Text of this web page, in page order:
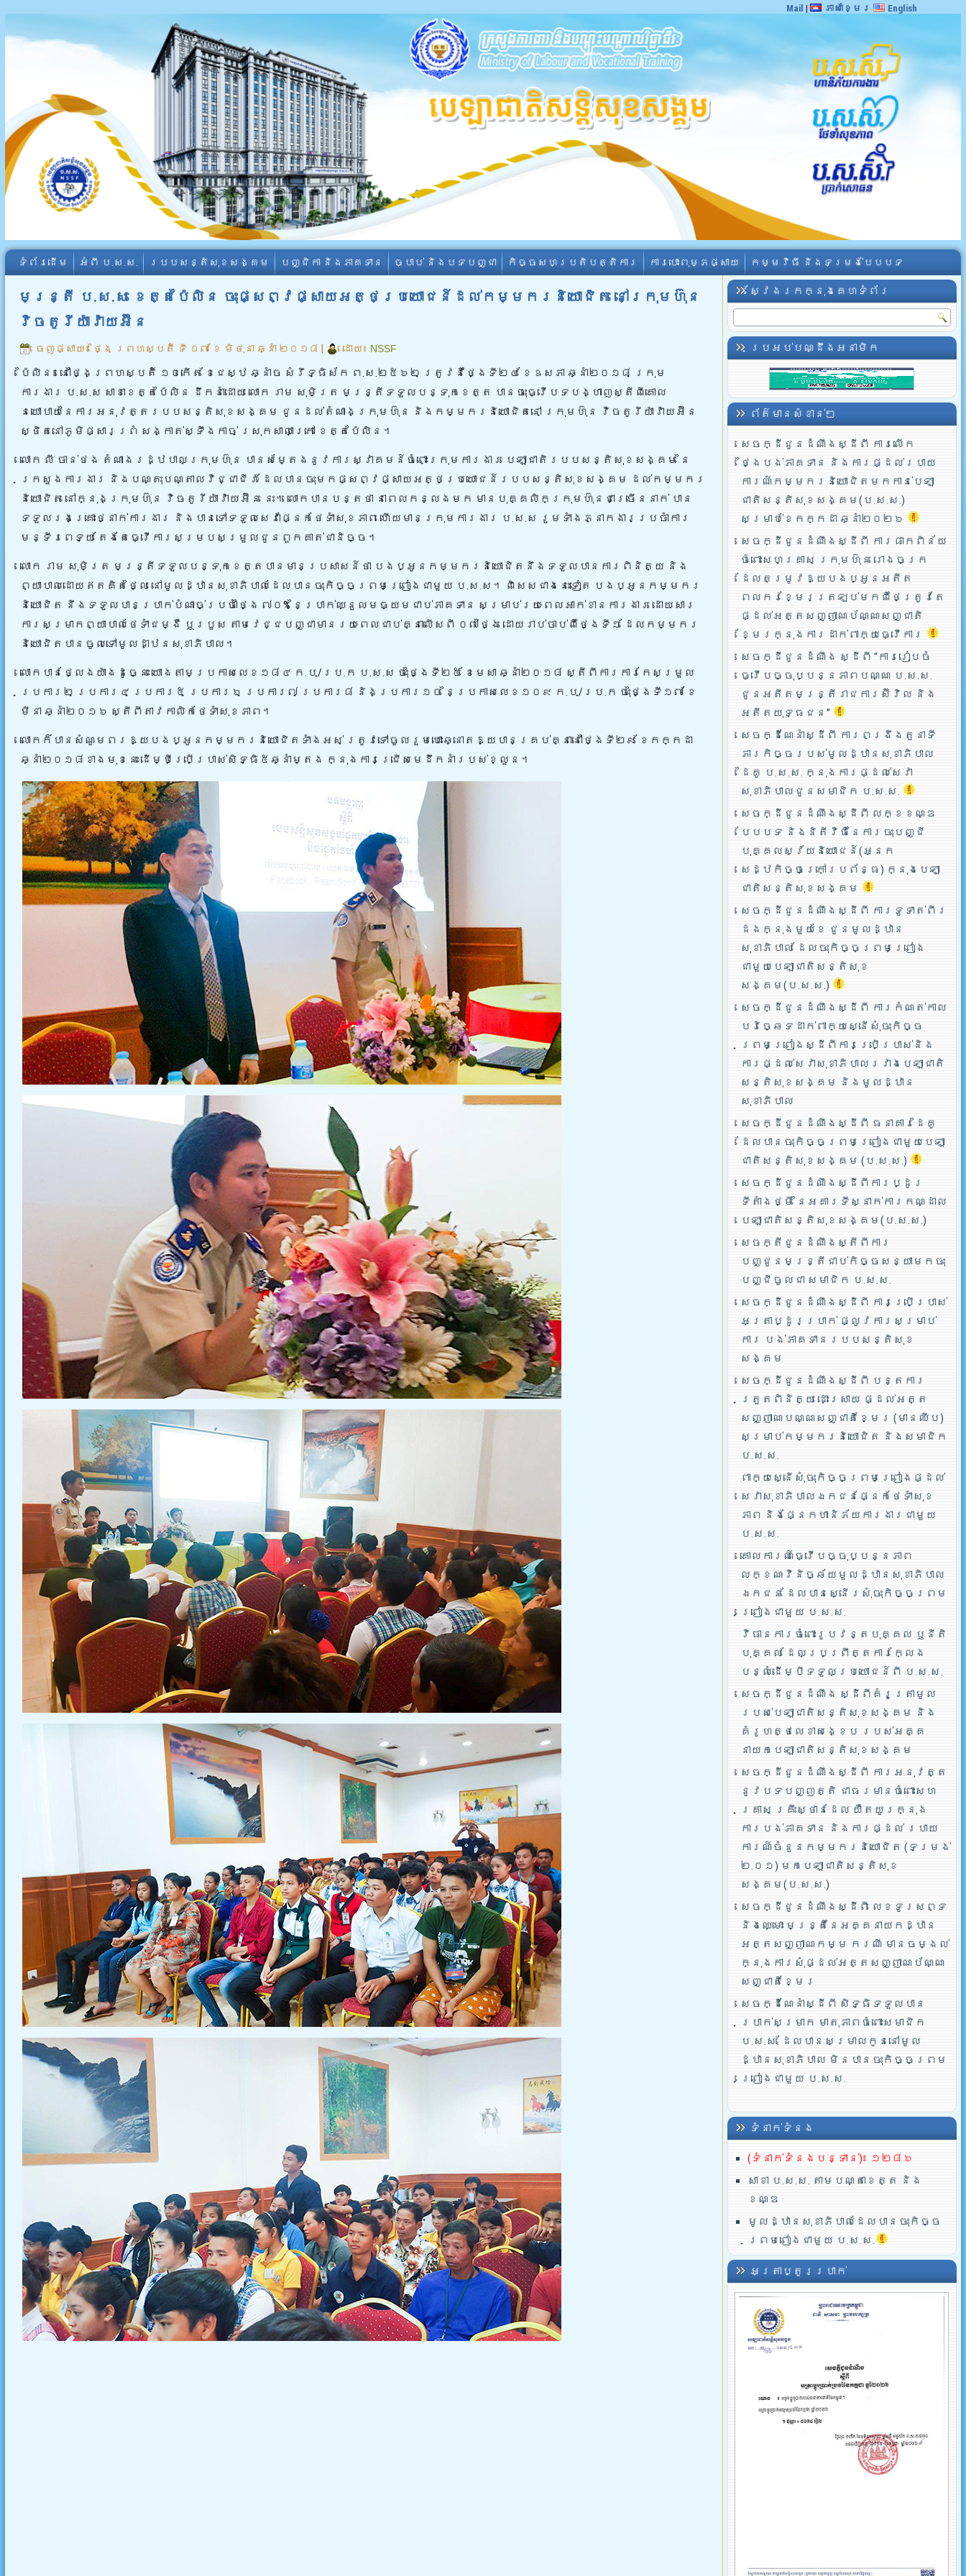
Mail | ភាសាខ្មែរ English
ទំព័រដើម អំពី​ ប.ស.ស. របបសន្តិសុខសង្គម បញ្ជិកា និងភាគទាន ច្បាប់ និងបទបញ្ជា កិច្ចសហប្រតិបត្តិការ ការបោះពុម្ភផ្សាយ កម្មវិធី និងទម្រង់បែបបទ
មន្ត្រី ប.ស.ស ខេត្តប៉ៃលិន ចុះផ្សព្វផ្សាយអត្ថប្រយោជន៍ដល់កម្មករនិយោជិត នៅក្រុមហ៊ុន
វិចតូរីយ៉ាវ៉ាយអ៊ីន
ចេញផ្សាយ៖ ថ្ងៃ ព្រហស្បតិ៍ ទី ០៧ ខែ មិថុនា ឆ្នាំ ២០១៨ ដោយ៖ NSSF
ប៉ៃលិន៖ នៅថ្ងៃព្រហស្បតិ៍ ១០កើត ខែជេស្ឋ ឆ្នាំច សំរឹទ្ធិស័ក ព.ស.២៥៦២ ត្រូវនឹថ្ងៃទី២៤ ខែឧសភា ឆ្នាំ២០១៨ ក្រុម
ការងារ ប.ស.ស សាខាខេត្តប៉ៃលិន ដឹកនាំដោយ លោក រាម សុមិត្រ មន្ត្រីទទួលបន្ទុកខេត្ត បានចុះធ្វើបទបង្ហាញស្តីពីគោល
នយោបាយនៃការអនុវត្តរបបសន្តិសុខសង្គម ជូនដល់តំណាងក្រុមហ៊ុន និងកម្មករនិយោជិតនៅ ក្រុមហ៊ុន វិចតូរីយ៉ាវ៉ាយអ៊ីន
ស្ថិតនៅភូមិផ្សារព្រំ សង្កាត់ស្ទឹងកាច់ ស្រុកសាលាក្រៅ ខេត្តប៉ៃលិន។
លោក លី ចាន់ថង តំណាងរដ្ឋបាលក្រុមហ៊ុន បានសម្តែងនូវការស្វាគមន៍ចំពោះក្រុមការងារ បេឡាជាតិរបបសន្តិសុខសង្គម នៃ
ក្រសួងការងារ និងបណ្តុះបណ្តាលវិជ្ជាជីវៈ ដែលបានចុះមកផ្សព្វផ្សាយអត្ថប្រយោជន៍របបសន្តិសុខសង្គម ដល់កម្មករ
និយោជិត នៅក្នុងក្រុមហ៊ុន វិចតូរីយ៉ាវ៉ាយអ៊ីន នេះ។ លោកបានបន្តថា នាពេលកន្លងមក មានបុគ្គលិកក្រុមហ៊ុនជាច្រើននាក់ បាន
ទទួលរងគ្រោះថ្នាក់ការងារ និងបានទៅទទួលសេវាផ្នែកថែទាំសុខភាព ហើយមានក្រុមការងារ ប.ស.ស រួមទាំងភ្នាកងារប្រចាំការ
មន្ទីរពេទ្យ តែងតែធ្វើការសម្របសម្រួលជូនពួកគាត់ជានិច្ច។
លោក រាម សុមិត្រ មន្ត្រីទទួលបន្ទុកខេត្តបានមានប្រសាសន៍ថា បងប្អូនកម្មករនិយោជិតនឹងទទួលបានការពិនិត្យ និង
ព្យាបាលដោយឥតគិតថ្លៃ នៅមូលដ្ឋានសុខាភិបាលដែលបានចុះកិច្ចព្រមព្រៀងជាមួយ ប.ស.ស។ ពិសេសជាងនេះទៀត បងប្អូនកម្មករ
និយោជិត នឹងទទួលបានប្រាក់បំណាច់ប្រចាំថ្ងៃ ៧០% នៃប្រាក់ឈ្នួលមធ្យមជាប់ភាគទាន សម្រាប់រយៈពេលអាក់ខានការងារ ដោយសារ
ការសម្រាកព្យាបាលថែទាំ​​ជម្ងឺ ឬរបួស តាមវេជ្ជបញ្ជាមានរយៈពេលជាប់គ្នាលើសពី ០៧ថ្ងៃ ដោយរាប់ចាប់ពីថ្ងៃទី១ ដែលកម្មករ
និយោជិតបានចូលទៅមូលដា្ឋនសុខាភិបាល។
លោកបានថ្លែងយ៉ាងដូច្នេះ យោងតាមប្រកាសលេខ១៨៤ ក.ប/ប្រ.ក ប.ស.ស ចុះថ្ងៃទី២៥ ខែមេសា ឆ្នាំ២០១៨ ស្តីពីការការកែសម្រួល
ប្រការ២ ប្រការ៤ ប្រការ៥ ប្រការ៦ ប្រការ៧ ប្រការ៨ និងប្រការ១០ នៃប្រកាសលេខ១០៩ ក.ប/ប្រ.ក ចុះថ្ងៃទី១៧ ខែ
មីនា ឆ្នាំ២០១៦ ស្តីពីតាវកាលិកថែទាំសុខភាព។
លោកក៏បានសំណូមពរឱ្យបងប្អូនកម្មករនិយោជិតទាំងអស់ ត្រូវទៅចូលរួមបោះឆ្នោតឱ្យបានគ្រប់គ្នានៅថ្ងៃទី២៩​ ខែកក្កដា
ឆ្នាំ២០១៨ខាងមុខនេះ ដើម្បីប្រើប្រាស់សិទ្ធិ៥ឆ្នាំម្តង ក្នុងការជ្រើសមេដឹកនាំរបស់ខ្លួន។
ស្វែងរកក្នុងគេហទំព័រ
ប្រអប់បណ្ដឹងអនាមិក
ព័ត៌មានសំខាន់ៗ
សេចក្ដីជូនដំណឹងស្ដីពី ការលើក
ថ្ងៃបង់ភាគទាន និងការផ្ដល់របាយ
ការណ៍កម្មករនិយោជិតមកកាន់បេឡា
ជាតិសន្តិសុខសង្គម(ប.ស.ស.)
សម្រាប់ខែកក្កដា ឆ្នាំ២០២៦
សេចក្ដីជូនដំណឹងស្ដីពី ការផាកពិន័យ
ចំពោះសហគ្រាស ក្រុមហ៊ុន រោងចក្រ
ដែលតម្រូវឱ្យបងប្អូនអតីត
ពលករខ្មែរត្រឡប់មកពីថៃត្រូវតែ
ផ្ដល់អត្តសញ្ញាណប័ណ្ណសញ្ជាតិ
ខ្មែរក្នុងការដាក់ពាក្យធ្វើការ
សេចក្ដីជូនដំណឹង ស្ដីពី “ការរៀបចំ
ធ្វើបច្ចុប្បន្នភាពបណ្ណ ប.ស.ស.
ជូនអតីតមន្ត្រីរាជការស៊ីវិល និង
អតីតយុទ្ធជន”
សេចក្ដីណែនាំស្ដីពី ការពង្រឹងតួនាទី
ភារកិច្ចរបស់មូលដ្ឋានសុខាភិបាល
ដៃគូ ប.­ស.ស. ក្នុងការផ្ដល់សេវា
សុខាភិបាលជូនសមាជិក ប.ស.ស.
សេចក្ដីជូនដំណឹងស្ដីពី លក្ខខណ្ឌ
បែបបទ និងនិតីវិធីនៃការចុះបញ្ជី
បុគ្គលស្វ័យនិយោជន៍(អ្នក
សេដ្ឋកិច្ចក្រៅប្រព័ន្ធ) ក្នុងបេឡា
ជាតិសន្តិសុខសង្គម
សេចក្ដីជូនដំណឹងស្ដីពី ការទូទាត់ពីរ
ដងក្នុងមួយខែ ជូនមូលដ្ឋាន
សុខាភិបាល ដែលចុះកិច្ចព្រមព្រៀង
ជាមួយបេឡាជាតិសន្តិសុខ
សង្គម(ប.ស.ស.)
សេចក្ដីជូនដំណឹងស្ដីពី ការកំណត់កាល
បរិច្ឆេទដាក់ពាក្យស្នើសុំចុះកិច្ច
ព្រមព្រៀងស្ដីពីការប្រើប្រាស់និង
ការផ្ដល់សេវាសុខាភិបាលរវាងបេឡាជាតិ
សន្តិសុខសង្គម និងមូលដ្ឋាន
សុខាភិបាល
សេចក្ដីជូនដំណឹងស្ដីពី ធនាគារដៃគូ
ដែលបានចុះកិច្ចព្រមព្រៀងជាមួយបេឡា
ជាតិសន្តិសុខសង្គម (ប.ស.ស.)
សេចក្ដីជូនដំណឹងស្ដីពីការប្ដូរ
ទីតាំងថ្មី នៃអគារទីស្នាក់ការកណ្ដាល
បេឡាជាតិសន្តិសុខសង្គម(ប.ស.ស.)
សេចក្តីជូនដំណឹងស្តីពីការ
បញ្ជូនមន្រ្តីជាប់កិច្ចសន្យាមកចុះ
បញ្ជីចូលជា សមាជិក ប.ស.ស.
សេចក្ដីជូនដំណឹងស្ដីពី ការប្រើប្រាស់
អត្រាប្ដូរប្រាក់ ផ្លូវការសម្រាប់
ការ បង់ភាគទានរបបសន្តិសុខ
សង្គម
សេចក្ដីជូនដំណឹងស្ដីពី បន្តការ
ត្រួតពិនិត្យ ដោះស្រាយ ផ្ដល់អត្ត
សញ្ញាណបណ្ណសញ្ជាតិខ្មែរ (មានឈីប)
សម្រាប់កម្មករនិយោជិត និងសមាជិក
ប.ស.ស.
ពាក្យស្នើសុំចុះកិច្ចព្រមព្រៀងផ្ដល់
សេវាសុខាភិបាលឯកជនផ្នែកថែទាំសុខ
ភាព និងផ្នែកហានិភ័យការងារជាមួយ
ប.ស.ស.
គោលការណ៍ធ្វើបច្ចុប្បន្នភាព
លក្ខណៈវិនិច្ឆ័យមួលដ្ឋានសុខាភិបាល
ឯកជន ដែលបានស្នើរសុំចុះកិច្ចព្រម
ព្រៀងជាមួយ ប.ស.ស.
វិធានការចំពោះរូបវន្តបុគ្គល ឫនីតិ
បុគ្គល ដែលប្រព្រឹត្តការក្លែង
បន្លំដើម្បីទទួលប្រយោជន៍ពី ប.ស.ស.
សេចក្ដីជូនដំណឹង ស្ដីពីគំរូត្រាមូល
របស់បេឡាជាតិសន្តិសុខសង្គម និង
គំរូហត្ថលេខាសង្ខេប របស់អគ្គ
នាយកបេឡាជាតិសន្តិសុខសង្គម
សេចក្ដីជូនដំណឹងស្ដីពី ការអនុវត្ត
នូវបទបញ្ញត្តិ ជាធរមានចំពោះសហ
គ្រាស គ្រឹះស្ថានដែល យឺតយូរក្នុង
ការបង់ភាគទាន និងការផ្ដល់ របាយ
ការណ៍ចំនួនកម្មករនិយោជិត (ទម្រង់
២.០១) មកបេឡាជាតិសន្តិសុខ
សង្គម(ប.ស.ស.)
សេចក្ដីជូនដំណឹងស្ដីពី លេខទូរសព្ទ
និងឈ្មោះ មន្រ្តីនៃអគ្គនាយកដ្ឋាន
អត្តសញ្ញាណកម្ម ករណី មានចម្ងល់
ក្នុងការសុំផ្ដល់អត្តសញ្ញាណប័ណ្ណ
សញ្ជាតិខ្មែរ
សេចក្ដីណែនាំស្ដីពី សិទ្ធិទទួលបាន
ប្រាក់សម្រាក មាតុភាពចំពោះសមាជិក
ប.ស.ស. ដែលបានសម្រាលកូននៅមូល
ដ្ឋានសុខាភិបាល មិនបានចុះកិច្ចព្រម
ព្រៀងជាមួយ ប.ស.ស.
ទំនាក់ទំនង
(ទំនាក់ទំនងបន្ទាន់)៖ ១២៨៦
សាខា ប.ស.ស. តាមបណ្តាខេត្ត និង
ខណ្ឌ
មូលដ្ឋានសុខាភិបាលដែលបានចុះកិច្ច
ព្រមពៀងជាមួយ ប.ស.ស.
អត្រាប្តូរប្រាក់